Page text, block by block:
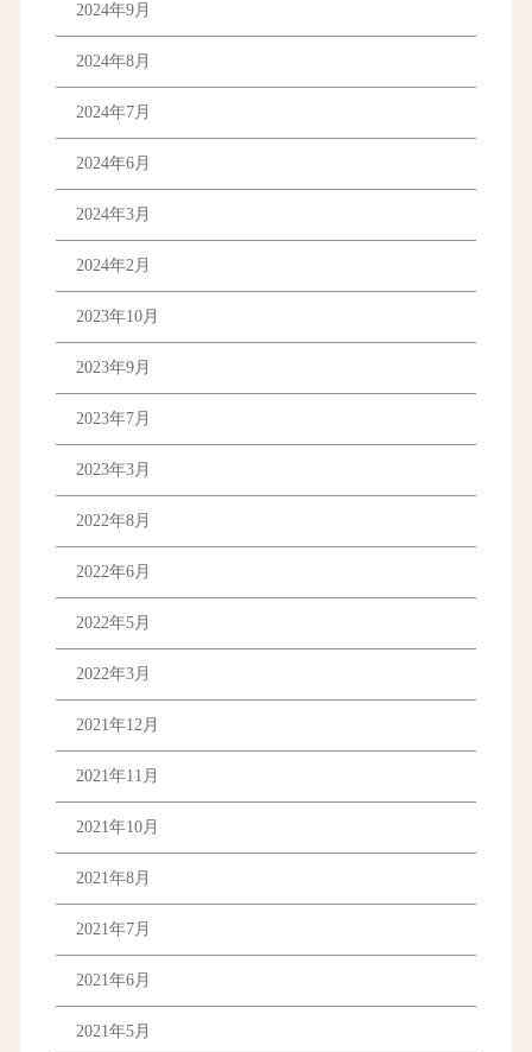
2024年9月
2024年8月
2024年7月
2024年6月
2024年3月
2024年2月
2023年10月
2023年9月
2023年7月
2023年3月
2022年8月
2022年6月
2022年5月
2022年3月
2021年12月
2021年11月
2021年10月
2021年8月
2021年7月
2021年6月
2021年5月